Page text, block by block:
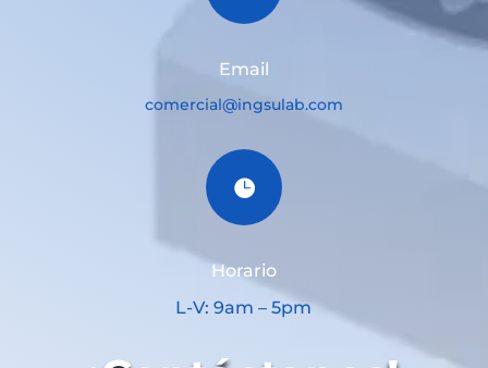
Email
comercial@ingsulab.com

Horario
L-V: 9am – 5pm